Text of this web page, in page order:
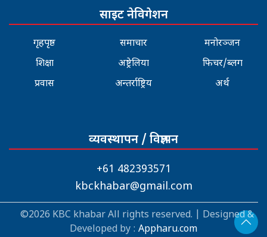
साइट नेविगेशन
गृहपृष्ठ
शिक्षा
प्रवास
समाचार
अष्ट्रेलिया
अन्तर्राष्ट्रिय
मनोरञ्जन
फिचर/ब्लग
अर्थ
व्यवस्थापन / विज्ञापन
+61 482393571
kbckhabar@gmail.com
©2026 KBC khabar All rights reserved. | Designed &
Developed by : Appharu.com